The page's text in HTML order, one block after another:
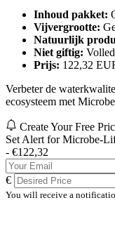
Inhoud pakket:
Vijvergrootte:
Natuurlijk
Niet giftig:
Prijs: 122,32
Verbeter de
ecosysteem met
Create Your Free
Set Alert for Microbe-
- €122,32
€
You will receive a